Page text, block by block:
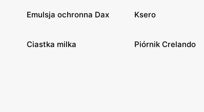
Emulsja ochronna Dax Ksero
Ciastka milka Piórnik Crelando